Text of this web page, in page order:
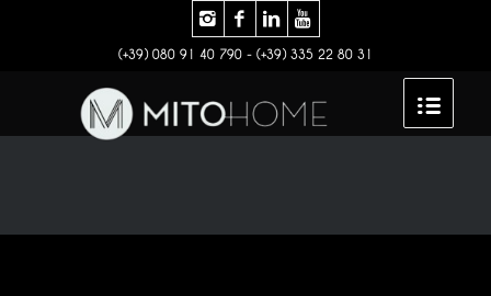
(+39) 080 91 40 790 - (+39) 335 22 80 31